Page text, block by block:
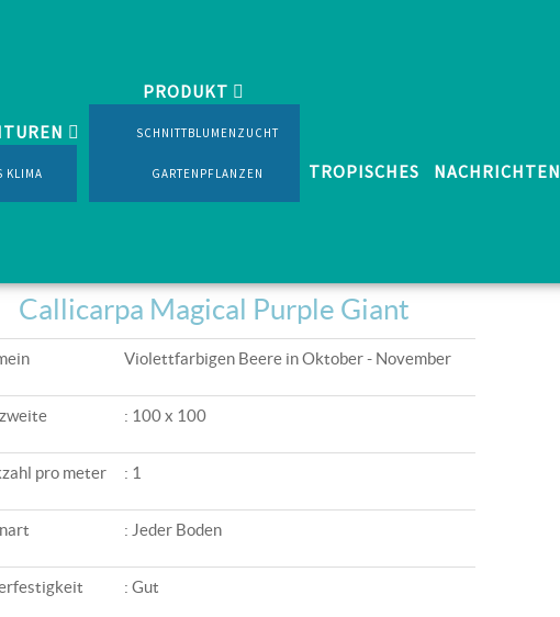
KLIMA
PRODUKT
SCHNITTBLUMENZUCHT
GARTENPFLANZEN TROPISCHES NACHRICHTEN
Callicarpa Magical Purple Giant
Callicarpa
Callicarpa Magical Purple Giant
Violettfarbigen Beere in Oktober - November
: 100 x 100
pro meter : 1
: Jeder Boden
: Gut